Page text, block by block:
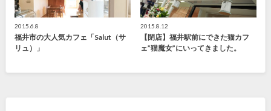
2015.6.8
福井市の大人気カフェ「Salut（サ
リュ）」
2015.8.12
【閉店】福井駅前にできた猫カフ
ェ”猫魔女”にいってきました。